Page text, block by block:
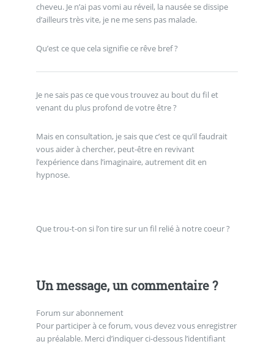
cheveu. Je n’ai pas vomi au réveil, la nausée se dissipe
d’ailleurs très vite, je ne me sens pas malade.
Qu’est ce que cela signifie ce rêve bref ?
Je ne sais pas ce que vous trouvez au bout du fil et
venant du plus profond de votre être ?
Mais en consultation, je sais que c’est ce qu’il faudrait
vous aider à chercher, peut-être en revivant
l’expérience dans l’imaginaire, autrement dit en
hypnose.
Que trou-t-on si l’on tire sur un fil relié à notre coeur ?
Un message, un commentaire ?
Forum sur abonnement
Pour participer à ce forum, vous devez vous enregistrer
au préalable. Merci d’indiquer ci-dessous l’identifiant